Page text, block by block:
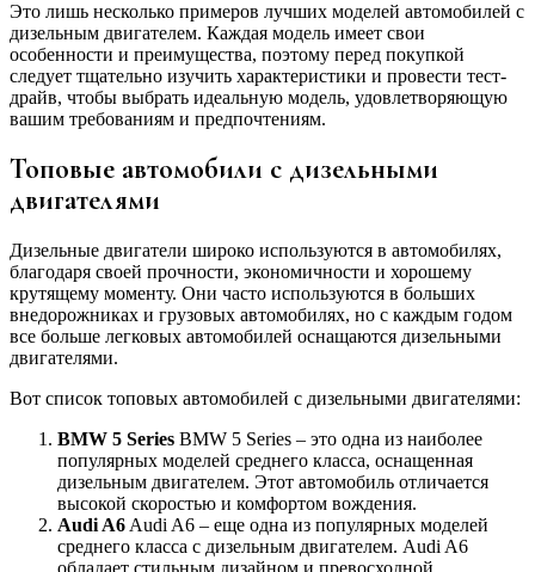
Это лишь несколько примеров лучших моделей автомобилей с
дизельным двигателем. Каждая модель имеет свои
особенности и преимущества, поэтому перед покупкой
следует тщательно изучить характеристики и провести тест-
драйв, чтобы выбрать идеальную модель, удовлетворяющую
вашим требованиям и предпочтениям.
Топовые автомобили с дизельными
двигателями
Дизельные двигатели широко используются в автомобилях,
благодаря своей прочности, экономичности и хорошему
крутящему моменту. Они часто используются в больших
внедорожниках и грузовых автомобилях, но с каждым годом
все больше легковых автомобилей оснащаются дизельными
двигателями.
Вот список топовых автомобилей с дизельными двигателями:
BMW 5 Series BMW 5 Series – это одна из наиболее
популярных моделей среднего класса, оснащенная
дизельным двигателем. Этот автомобиль отличается
высокой скоростью и комфортом вождения.
Audi A6 Audi A6 – еще одна из популярных моделей
среднего класса с дизельным двигателем. Audi A6